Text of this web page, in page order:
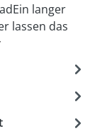
langer
lassen das